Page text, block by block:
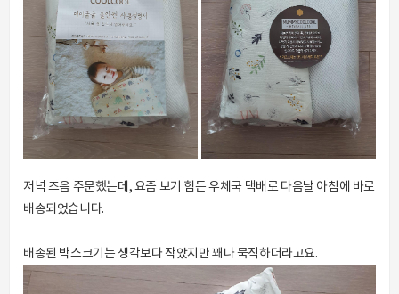
저녁 즈음 주문했는데, 요즘 보기 힘든 우체국 택배로 다음날 아침에 바로
배송되었습니다.
배송된 박스크기는 생각보다 작았지만 꽤나 묵직하더라고요.